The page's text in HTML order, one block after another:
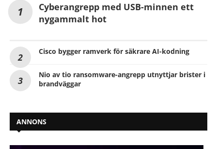
Cyberangrepp med USB-minnen ett
nygammalt hot
Cisco bygger ramverk för säkrare AI-kodning
Nio av tio ransomware-angrepp utnyttjar brister i
brandväggar
ANNONS